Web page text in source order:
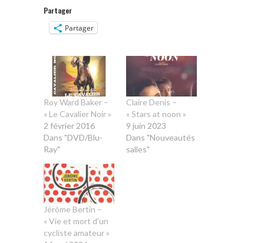
Partager
Partager
Roy Ward Baker –
« Le Cavalier Noir »
2 février 2016
Dans "DVD/Blu-
Ray"
Claire Denis –
« Stars at noon »
9 juin 2023
Dans "Nouveautés
salles"
Jérôme Bertin –
« Vie et mort d’un
cycliste amateur »